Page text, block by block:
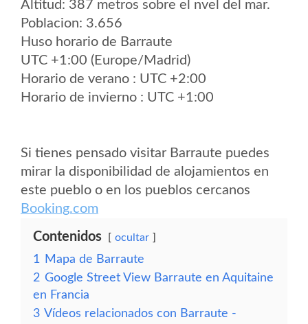
Altitud: 387 metros sobre el nvel del mar.
Poblacion: 3.656
Huso horario de Barraute
UTC +1:00 (Europe/Madrid)
Horario de verano : UTC +2:00
Horario de invierno : UTC +1:00
Si tienes pensado visitar Barraute puedes
mirar la disponibilidad de alojamientos en
este pueblo o en los pueblos cercanos
Booking.com
Contenidos ocultar
1
Mapa de Barraute
2 Google Street View Barraute en Aquitaine
en Francia
3 Vídeos relacionados con Barraute -